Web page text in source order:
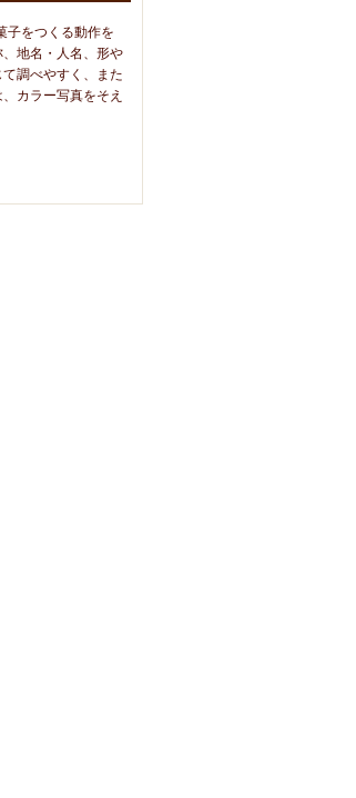
子をつくる動作を
地名・人名、形や
調べやすく、また
カラー写真をそえ